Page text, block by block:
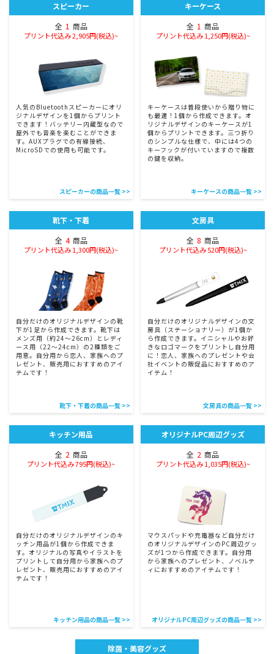
スピーカー
全 1 商品
プリント代込み 2,905円(税込)~
人気のBluetoothスピーカーにオリ
ジナルデザインを1個からプリント
できます！バッテリー内蔵型なので
屋外でも音楽を楽むことができま
す。AUXプラグでの有線接続、
MicroSDでの使用も可能です。
スピーカーの商品一覧 >>
キーケース
全 1 商品
プリント代込み 1,250円(税込)~
キーケースは普段使いから贈り物に
も最適！1個から作成できます。オ
リジナルデザインのキーケースが1
個からプリントできます。三つ折り
のシンプルな仕様で、中には4つの
キーフックが付いていますので複数
の鍵を収納。
キーケースの商品一覧 >>
靴下・下着
全 4 商品
プリント代込み 1,300円(税込)~
自分だけのオリジナルデザインの靴
下が1足から作成できます。靴下は
メンズ用（約24〜26cm）とレディ
ース用（22〜24cm）の2種類をご
用意。自分用から恋人、家族へのプ
レゼント、販売用におすすめのアイ
テムです！
靴下・下着の商品一覧 >>
文房具
全 8 商品
プリント代込み 520円(税込)~
自分だけのオリジナルデザインの文
房具（ステーショナリー）が1個か
ら作成できます。イニシャルやお好
きなロゴマークをプリントし自分用
に！恋人、家族へのプレゼントや会
社イベントの販促品におすすめのア
イテム！
文房具の商品一覧 >>
キッチン用品
全 2 商品
プリント代込み 795円(税込)~
自分だけのオリジナルデザインのキ
ッチン用品が1個から作成できま
す。オリジナルの写真やイラストを
プリントして自分用から家族へのプ
レゼント、販売用におすすめのアイ
テムです！
キッチン用品の商品一覧 >>
オリジナルPC周辺グッズ
全 2 商品
プリント代込み 1,035円(税込)~
マウスパッドや充電器など自分だけ
のオリジナルデザインのPC周辺グッ
ズが1つから作成できます。自分用
から家族へのプレゼント、ノベルテ
ィにおすすめのアイテムです！
オリジナルPC周辺グッズの商品一覧 >>
除菌・美容グッズ